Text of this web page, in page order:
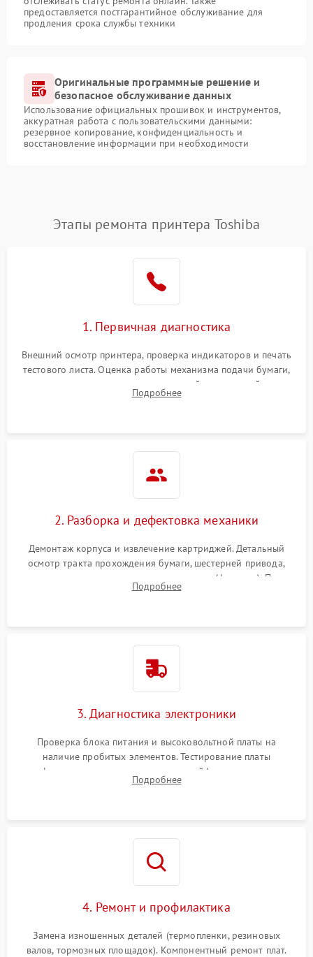
предоставляется постгарантийное обслуживание для
продления срока службы техники
Оригинальные программные решение и
безопасное обслуживание данных
Использование официальных прошивок и инструментов,
аккуратная работа с пользовательскими данными:
резервное копирование, конфиденциальность и
восстановление информации при необходимости
Этапы ремонта принтера Toshiba
1. Первичная диагностика
Внешний осмотр принтера, проверка индикаторов и печать
тестового листа. Оценка работы механизма подачи бумаги,
выявление посторонних шумов, замятий и первичный анализ
дефектов печати (полосы, фон, пробелы).
Подробнее
2. Разборка и дефектовка механики
Демонтаж корпуса и извлечение картриджей. Детальный
осмотр тракта прохождения бумаги, шестерней привода,
роликов захвата и узла термозакрепления (фьюзера). Поиск
физического износа и повреждений деталей.
Подробнее
3. Диагностика электроники
Проверка блока питания и высоковольтной платы на
наличие пробитых элементов. Тестирование платы
форматирования, целостности шлейфов, контактов
картриджа и оптопар (датчиков прохождения и наличия
Подробнее
4. Ремонт и профилактика
Замена изношенных деталей (термопленки, резиновых
валов, тормозных площадок). Компонентный ремонт плат.